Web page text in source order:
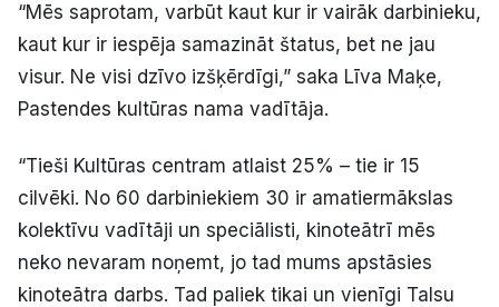
Facebook Instagram YouTube
Abonē
“Mēs saprotam, varbūt kaut kur ir vairāk darbinieku,
kaut kur ir iespēja samazināt štatus, bet ne jau
visur. Ne visi dzīvo izšķērdīgi,” saka Līva Maķe,
Pastendes kultūras nama vadītāja.
“Tieši Kultūras centram atlaist 25% – tie ir 15
cilvēki. No 60 darbiniekiem 30 ir amatiermākslas
kolektīvu vadītāji un speciālisti, kinoteātrī mēs
neko nevaram noņemt, jo tad mums apstāsies
kinoteātra darbs. Tad paliek tikai un vienīgi Talsu